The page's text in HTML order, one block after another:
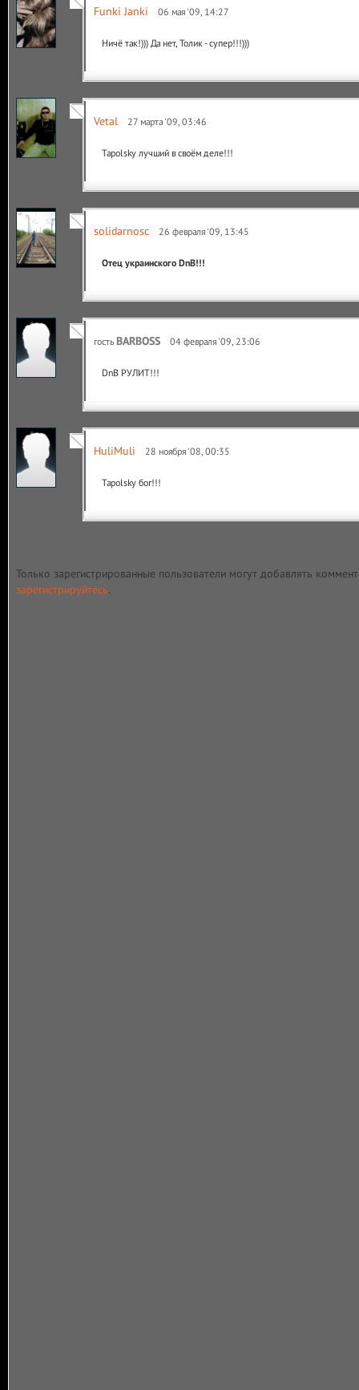
Funki Janki 06 мая '09, 14:27
Ничё так!))) Да нет, Толик - супер!!!)))
Vetal 27 марта '09, 03:46
Tapolsky лучший в своём деле!!!
solidarnosc 26 февраля '09, 13:45
Отец украинского DnB!!!
гость BARBOSS 04 февраля '09, 23:06
DnB РУЛИТ!!!
HuliMuli 28 ноября '08, 00:35
Tapolsky бог!!!
Только зарегистрированные пользователи могут добавлять
зарегистрируйтесь.